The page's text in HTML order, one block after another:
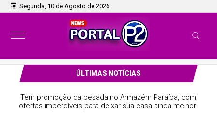
Segunda, 10 de Agosto de 2026
ÚLTIMAS NOTÍCIAS
Tem promoção da pesada no Armazém Paraíba, com
ofertas imperdíveis para deixar sua casa ainda melhor!